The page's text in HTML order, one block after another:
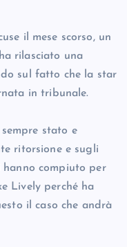
il mese scorso, un
rilasciato una
sul fatto che la star
in tribunale.
stato e
ritorsione e sugli
compiuto per
Lively perché ha
il caso che andrà